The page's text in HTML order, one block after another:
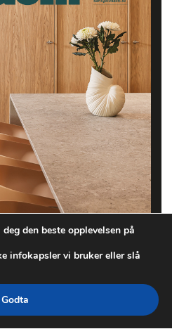
den beste opplevelsen på
infokapsler vi bruker eller slå
Godta